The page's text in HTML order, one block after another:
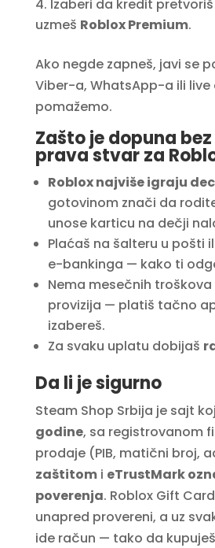
Izaberi da kredit pretvoriš
uzmeš Roblox Premium.
Ako negde zapneš, javi se
Viber-a, WhatsApp-a ili
pomažemo.
Zašto je dopuna
prava stvar za
Roblox najviše igraju
gotovinom znači da
unose karticu na dečji
Plaćaš na šalteru u pošti
e-bankinga — kako ti
Nema mesečnih troškova
provizija — platiš tačno
izabereš.
Za svaku uplatu dobijaš
Da li je sigurno
Steam Shop Srbija je sajt
godine, sa registrovanom
prodaje (PIB, matični broj,
zaštitomi eTrustMark
poverenja. Roblox Gift
unapred provereni, a uz
ide račun — tako da